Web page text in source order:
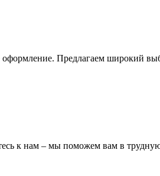
Предлагаем широкий
к нам – мы поможем вам в